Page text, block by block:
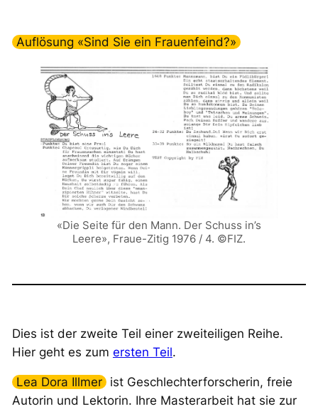
Auflösung «Sind Sie ein Frauenfeind?»
«Die Seite für den Mann. Der Schuss in’s
Leere», Fraue-Zitig 1976 / 4. ©FIZ.
Dies ist der zweite Teil einer zweiteiligen Reihe.
Hier geht es zum ersten Teil.
Lea Dora Illmer ist Geschlechterforscherin, freie
Autorin und Lektorin. Ihre Masterarbeit hat sie zur